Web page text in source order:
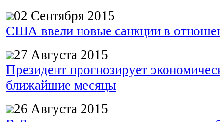
02 Сентября 2015
США ввели новые санкции в
27 Августа 2015
Президент прогнозирует
ближайшие месяцы
26 Августа 2015